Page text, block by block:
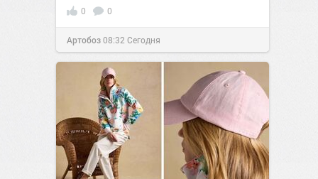
0 0
Артобоз08:32 Сегодня